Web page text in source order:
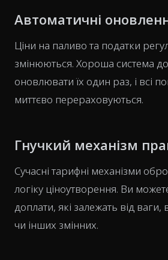
Автоматичні
Ціни на паливо та податки
змінюються. Хороша система
оновлювати їх один раз, і всі
миттєво перераховуються.
Гнучкий механізм
Сучасні тарифні механізми
логіку ціноутворення. Ви
доплати, які залежать від ваги,
чи інших змінних.